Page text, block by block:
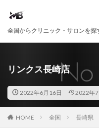
全国からクリニック・サロンを探
リンクス長崎店
2022年6月16日 2022年
HOME 全国 長崎県